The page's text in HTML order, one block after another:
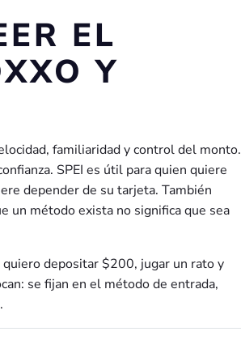
EL
Y
familiaridad y control del monto.
SPEI es útil para quien quiere
depender de su tarjeta. También
un método exista no significa que sea
quiero depositar $200, jugar un rato y
se fijan en el método de entrada,